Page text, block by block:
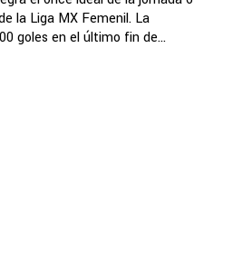
la Liga MX Femenil. La
goles en el último fin de...